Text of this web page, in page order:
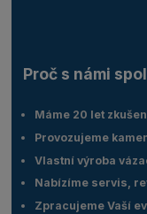
Proč s námi
Máme 20 let
Provozujeme
Vlastní výroba
Nabízíme servis,
Zpracujeme Vaší